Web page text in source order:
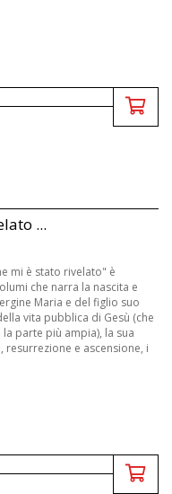
...
mi è stato rivelato" è
che narra la nascita e
Maria e del figlio suo
vita pubblica di Gesù (che
parte più ampia), la sua
resurrezione e ascensione, i